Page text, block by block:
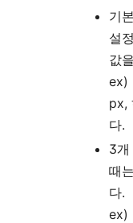
기
설
값
ex)
px,
다.
3개
때
다.
ex)